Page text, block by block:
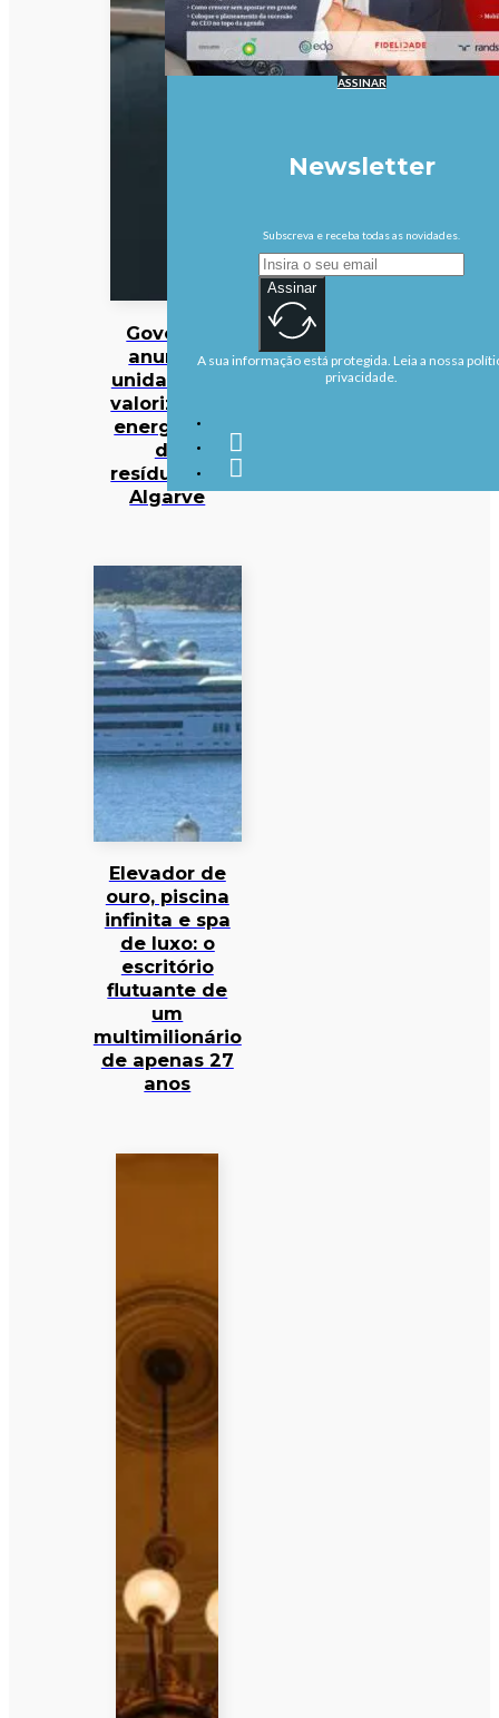
Governo
anuncia
unidade de
valorização
energética
de
resíduos no
Algarve
Elevador de
ouro, piscina
infinita e spa
de luxo: o
escritório
flutuante de
um
multimilionário
de apenas 27
anos
ASSINAR
Newsletter
Subscreva e receba todas as novidades.
Assinar
A sua informação está protegida. Leia a nossa
privacidade.